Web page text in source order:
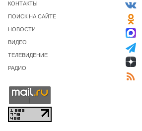
КОНТАКТЫ
ПОИСК НА САЙТЕ
НОВОСТИ
ВИДЕО
ТЕЛЕВИДЕНИЕ
РАДИО